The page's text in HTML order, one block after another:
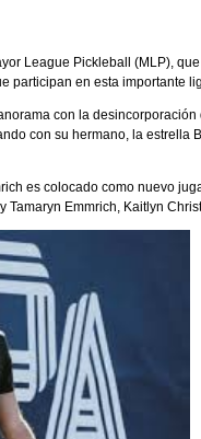
League Pickleball (MLP),
participan en esta importante
con la
con su hermano, la estrella
es colocado como nuevo
Tamaryn Emmrich, Kaitlyn